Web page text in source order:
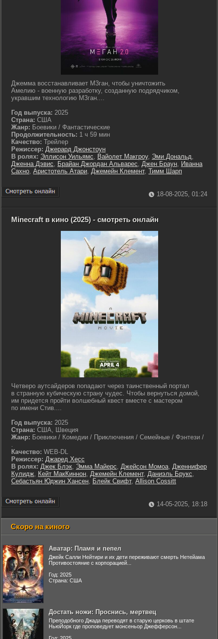
Джемма восстанавливает М3ган, чтобы уничтожить
Амелию - военную разработку, созданную подрядчиком,
укравшим технологию М3ган....
Год выпуска: 2025
Страна: США
Жанр: Боевики / Фантастические
Продолжительность: 1 ч 59 мин
Качество: Трейлер
Режиссер: Джерард Джонстоун
В ролях: Эллисон Уильямс, Вайолет Макгроу, Эми Дональд,
Дженна Дэвис, Брайан Джордан Альварес, Джен Браун, Иванна
Сахно, Аристотель Атари, Джемейн Клемент, Тимм Шарп
18-08-2025, 01:24
Minecraft в кино (2025) - смотреть онлайн
Четверо аутсайдеров попадают через таинственный портал
в странную кубическую страну чудес. Чтобы вернуться домой,
им придется пройти волшебный квест вместе с мастером
по имени Стив....
Год выпуска: 2025
Страна: США, Швеция
Жанр: Боевики / Комедии / Приключения / Семейные / Фэнтези /
.
Качество: WEB-DL
Режиссер: Джаред Хесс
В ролях: Джек Блэк, Эмма Майерс, Джейсон Момоа, Дженнифер
Кулидж, Кейт МакКиннон, Джемейн Клемент, Даниэль Брукс,
Себастьян Юджин Хансен, Блейк Свифт, Allison Cossitt
14-05-2025, 18:18
Скоро на киного
Аватар: Пламя и пепел
Джейк Салли Нейтири и их дети переживают смерть Нетейама
Противостояние с корпорацией...
Год: 2025
Страна: США
Достать ножи: Проснись, мертвец
Преподобного Джада переводят в старую церковь в штате
НьюЙорк где проповедует монсеньор Джефферсон...